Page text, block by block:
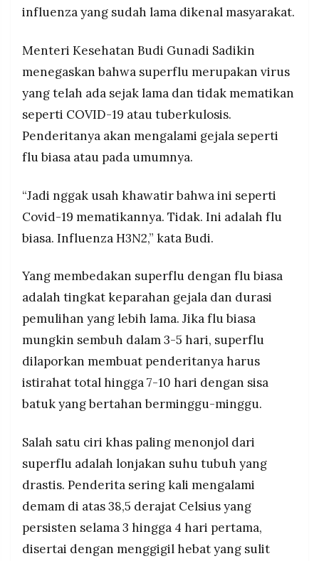
influenza yang sudah lama dikenal masyarakat.
Menteri Kesehatan Budi Gunadi Sadikin
menegaskan bahwa superflu merupakan virus
yang telah ada sejak lama dan tidak mematikan
seperti COVID-19 atau tuberkulosis.
Penderitanya akan mengalami gejala seperti
flu biasa atau pada umumnya.
“Jadi nggak usah khawatir bahwa ini seperti
Covid-19 mematikannya. Tidak. Ini adalah flu
biasa. Influenza H3N2,” kata Budi.
Yang membedakan superflu dengan flu biasa
adalah tingkat keparahan gejala dan durasi
pemulihan yang lebih lama. Jika flu biasa
mungkin sembuh dalam 3-5 hari, superflu
dilaporkan membuat penderitanya harus
istirahat total hingga 7-10 hari dengan sisa
batuk yang bertahan berminggu-minggu.
Salah satu ciri khas paling menonjol dari
superflu adalah lonjakan suhu tubuh yang
drastis. Penderita sering kali mengalami
demam di atas 38,5 derajat Celsius yang
persisten selama 3 hingga 4 hari pertama,
disertai dengan menggigil hebat yang sulit